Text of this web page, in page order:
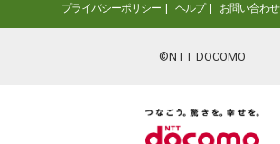
プライバシーポリシー ヘルプ お問い合わせ
©NTT DOCOMO